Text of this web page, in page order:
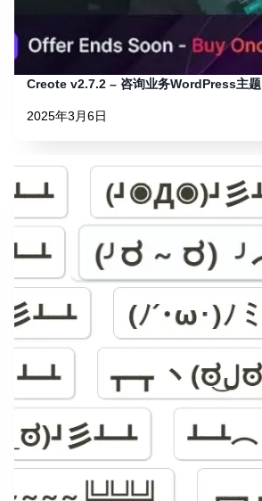
Creote v2.7.2 – 咨询业务WordPress主题
2025年3月6日